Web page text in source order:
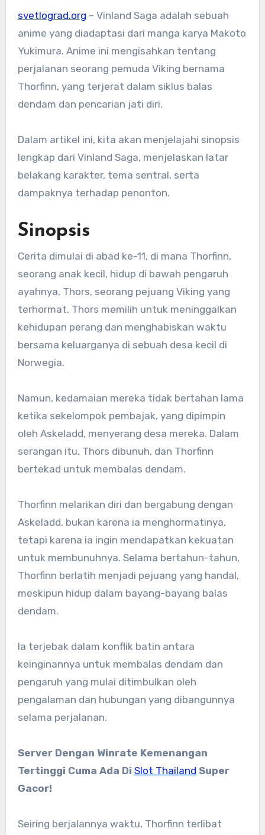
svetlograd.org – Vinland Saga adalah sebuah
anime yang diadaptasi dari manga karya Makoto
Yukimura. Anime ini mengisahkan tentang
perjalanan seorang pemuda Viking bernama
Thorfinn, yang terjerat dalam siklus balas
dendam dan pencarian jati diri.
Dalam artikel ini, kita akan menjelajahi sinopsis
lengkap dari Vinland Saga, menjelaskan latar
belakang karakter, tema sentral, serta
dampaknya terhadap penonton.
Sinopsis
Cerita dimulai di abad ke-11, di mana Thorfinn,
seorang anak kecil, hidup di bawah pengaruh
ayahnya, Thors, seorang pejuang Viking yang
terhormat. Thors memilih untuk meninggalkan
kehidupan perang dan menghabiskan waktu
bersama keluarganya di sebuah desa kecil di
Norwegia.
Namun, kedamaian mereka tidak bertahan lama
ketika sekelompok pembajak, yang dipimpin
oleh Askeladd, menyerang desa mereka. Dalam
serangan itu, Thors dibunuh, dan Thorfinn
bertekad untuk membalas dendam.
Thorfinn melarikan diri dan bergabung dengan
Askeladd, bukan karena ia menghormatinya,
tetapi karena ia ingin mendapatkan kekuatan
untuk membunuhnya. Selama bertahun-tahun,
Thorfinn berlatih menjadi pejuang yang handal,
meskipun hidup dalam bayang-bayang balas
dendam.
Ia terjebak dalam konflik batin antara
keinginannya untuk membalas dendam dan
pengaruh yang mulai ditimbulkan oleh
pengalaman dan hubungan yang dibangunnya
selama perjalanan.
Server Dengan Winrate Kemenangan
Tertinggi Cuma Ada Di Slot Thailand Super
Gacor!
Seiring berjalannya waktu, Thorfinn terlibat